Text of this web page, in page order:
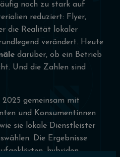
noch zu stark auf
reduziert: Flyer,
die Realität lokaler
verändert. Heute
darüber, ob ein Betrieb
Und die Zahlen sind
gemeinsam mit
und Konsumentinnen
sie lokale Dienstleister
Die Ergebnisse
hybriden